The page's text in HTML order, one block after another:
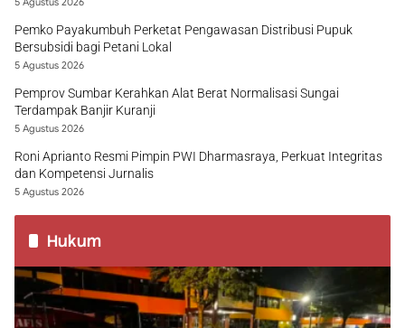
Pemko Payakumbuh Perketat Pengawasan Distribusi Pupuk
Bersubsidi bagi Petani Lokal
5 Agustus 2026
Pemprov Sumbar Kerahkan Alat Berat Normalisasi Sungai
Terdampak Banjir Kuranji
5 Agustus 2026
Roni Aprianto Resmi Pimpin PWI Dharmasraya, Perkuat Integritas
dan Kompetensi Jurnalis
5 Agustus 2026
Hukum